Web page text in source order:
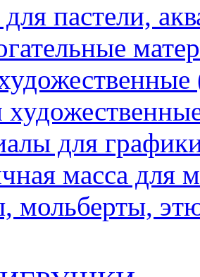
пастели,
для
масса для
мольберты,